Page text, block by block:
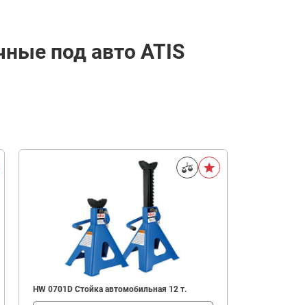
под авто ATIS
HW 0701D Стойка автомобильная 12 т.